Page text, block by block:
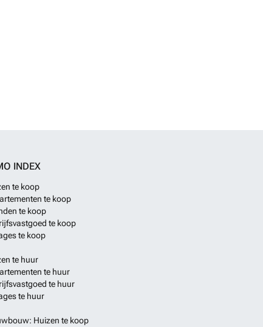
INDEX
te koop
te koop
te koop
te koop
te koop
te huur
te huur
te huur
te huur
Huizen te koop